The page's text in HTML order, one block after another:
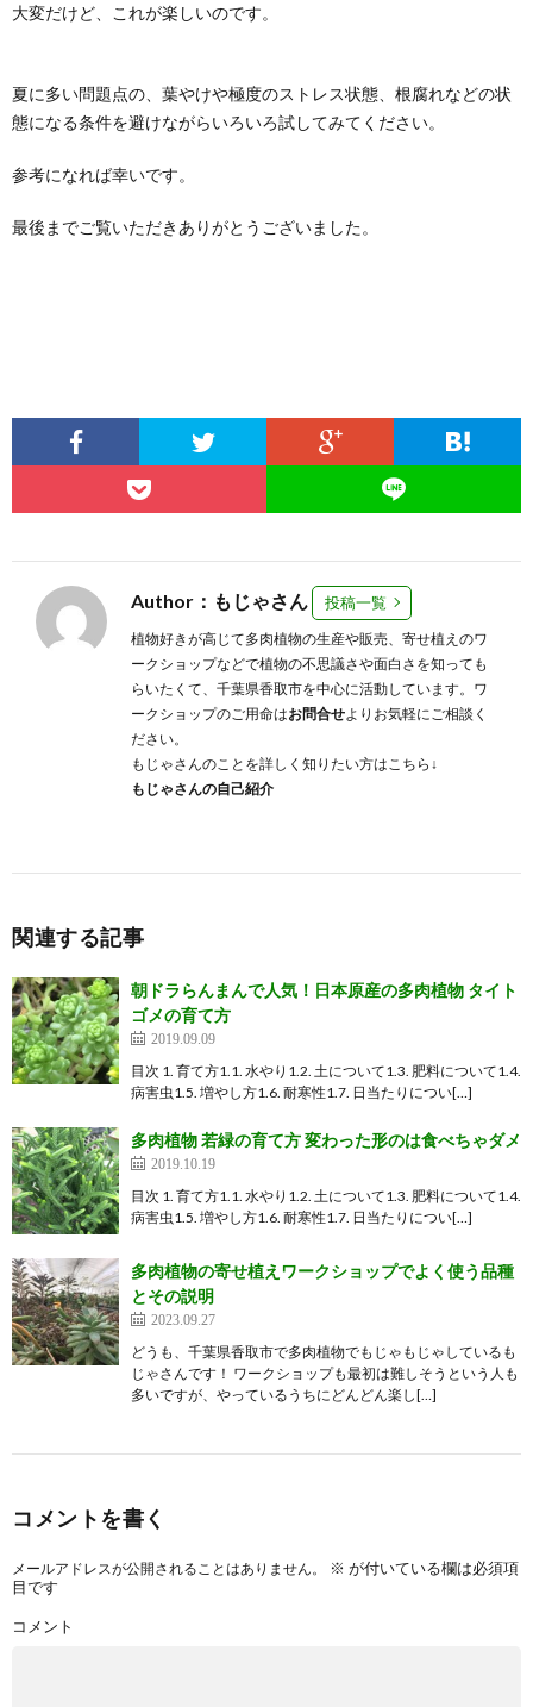
大変だけど、これが楽しいのです。
夏に多い問題点の、葉やけや極度のストレス状態、根腐れなどの状
態になる条件を避けながらいろいろ試してみてください。
参考になれば幸いです。
最後までご覧いただきありがとうございました。
Author：もじゃさん 投稿一覧
植物好きが高じて多肉植物の生産や販売、寄せ植えのワ
ークショップなどで植物の不思議さや面白さを知っても
らいたくて、千葉県香取市を中心に活動しています。ワ
ークショップのご用命はお問合せよりお気軽にご相談く
ださい。
もじゃさんのことを詳しく知りたい方はこちら↓
もじゃさんの自己紹介
関連する記事
朝ドラらんまんで人気！日本原産の多肉植物 タイト
ゴメの育て方
2019.09.09
目次 1. 育て方1.1. 水やり1.2. 土について1.3. 肥料について1.4.
病害虫1.5. 増やし方1.6. 耐寒性1.7. 日当たりについ[…]
多肉植物 若緑の育て方 変わった形のは食べちゃダメ
2019.10.19
目次 1. 育て方1.1. 水やり1.2. 土について1.3. 肥料について1.4.
病害虫1.5. 増やし方1.6. 耐寒性1.7. 日当たりについ[…]
多肉植物の寄せ植えワークショップでよく使う品種
とその説明
2023.09.27
どうも、千葉県香取市で多肉植物でもじゃもじゃしているも
じゃさんです！ ワークショップも最初は難しそうという人も
多いですが、やっているうちにどんどん楽し[…]
コメントを書く
メールアドレスが公開されることはありません。 ※ が付いている欄は必須項
目です
コメント